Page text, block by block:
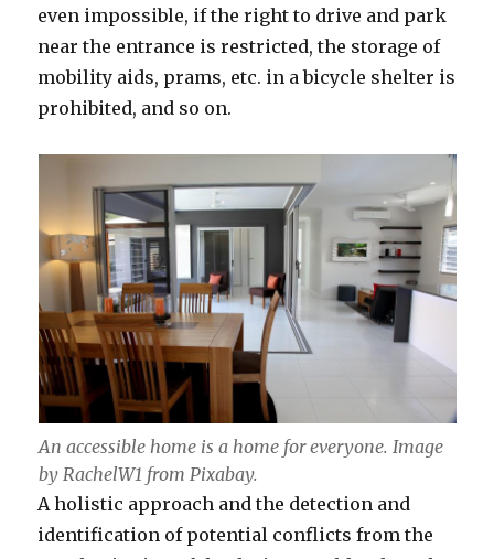
even impossible, if the right to drive and park
near the entrance is restricted, the storage of
mobility aids, prams, etc. in a bicycle shelter is
prohibited, and so on.
An accessible home is a home for everyone. Image
by RachelW1 from Pixabay.
A holistic approach and the detection and
identification of potential conflicts from the